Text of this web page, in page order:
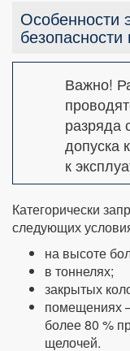
Особенности
Важно!
разряда
допуска
к
Категорически
следующих
на высоте
в тоннелях;
закрытых
помещениях
более 80 %
щелочей.